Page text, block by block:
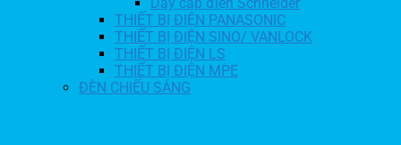
THIẾT BỊ ĐIỆN PANASONIC
THIẾT BỊ ĐIỆN SINO/ VANLOCK
THIẾT BỊ ĐIỆN LS
THIẾT BỊ ĐIỆN MPE
ĐÈN CHIẾU SÁNG